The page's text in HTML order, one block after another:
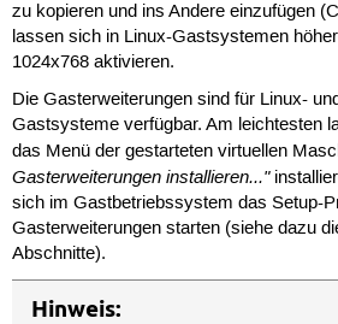
zu kopieren und ins Andere einzufügen
lassen sich in Linux-Gastsystemen
1024x768 aktivieren.
Die Gasterweiterungen sind für Linux-
Gastsysteme verfügbar. Am leichtesten
das Menü der gestarteten virtuellen
Gasterweiterungen installieren..."
sich im Gastbetriebssystem das Setup-
Gasterweiterungen starten (siehe dazu
Abschnitte).
Hinweis: